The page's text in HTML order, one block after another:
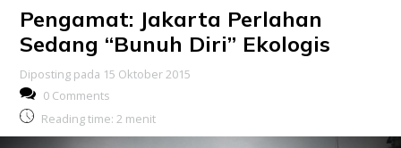
Pengamat: Jakarta Perlahan
Sedang “Bunuh Diri” Ekologis
Diposting pada 15 Oktober 2015
0 Comments
Reading time: 2 menit